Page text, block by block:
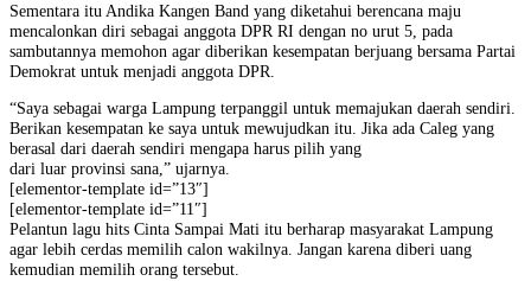
Sementara itu Andika Kangen Band yang diketahui berencana maju
mencalonkan diri sebagai anggota DPR RI dengan no urut 5, pada
sambutannya memohon agar diberikan kesempatan berjuang bersama Partai
Demokrat untuk menjadi anggota DPR.
“Saya sebagai warga Lampung terpanggil untuk memajukan daerah sendiri.
Berikan kesempatan ke saya untuk mewujudkan itu. Jika ada Caleg yang
berasal dari daerah sendiri mengapa harus pilih yang
dari luar provinsi sana,” ujarnya.
[elementor-template id=”13″]
[elementor-template id=”11″]
Pelantun lagu hits Cinta Sampai Mati itu berharap masyarakat Lampung
agar lebih cerdas memilih calon wakilnya. Jangan karena diberi uang
kemudian memilih orang tersebut.